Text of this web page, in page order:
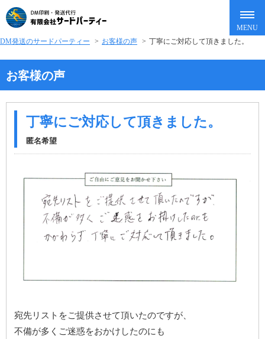
DM発送のサードパーティー > お客様の声 > 丁寧にご対応して頂きました。
お客様の声
丁寧にご対応して頂きました。
匿名希望
宛先リストをご提供させて頂いたのですが、
不備が多くご迷惑をおかけしたのにも